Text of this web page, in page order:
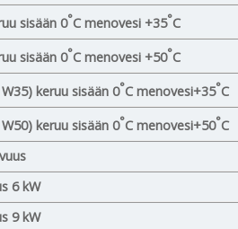
sisään 0°C menovesi +35°C
sisään 0°C menovesi +50°C
keruu sisään 0°C menovesi+35°C
keruu sisään 0°C menovesi+50°C
6 kW
9 kW